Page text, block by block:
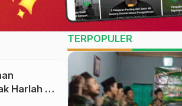
Harlah 1
TERPOPULER